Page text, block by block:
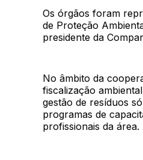
Os órgãos foram
de Proteção
presidente da
No âmbito da
fiscalização
gestão de resíduos
programas de
profissionais da área.